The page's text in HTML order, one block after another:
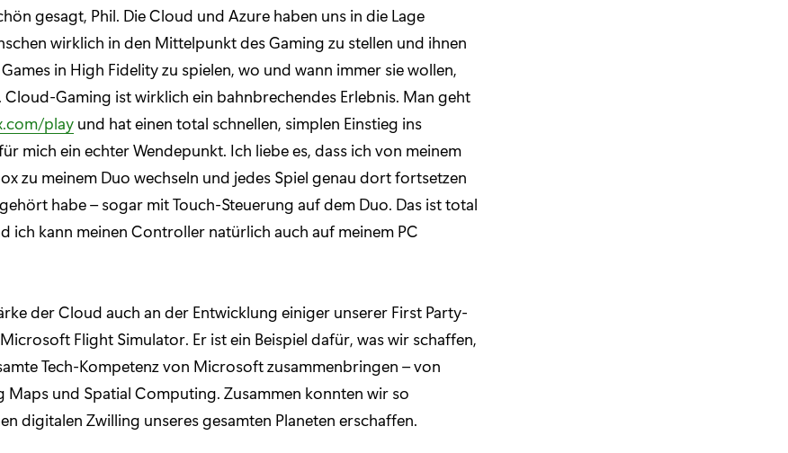
gesagt, Phil. Die Cloud und Azure haben uns in die Lage
wirklich in den Mittelpunkt des Gaming zu stellen und ihnen
in High Fidelity zu spielen, wo und wann immer sie wollen,
Cloud-Gaming ist wirklich ein bahnbrechendes Erlebnis. Man geht
play und hat einen total schnellen, simplen Einstieg ins
mich ein echter Wendepunkt. Ich liebe es, dass ich von meinem
zu meinem Duo wechseln und jedes Spiel genau dort fortsetzen
habe – sogar mit Touch-Steuerung auf dem Duo. Das ist total
ich kann meinen Controller natürlich auch auf meinem PC
der Cloud auch an der Entwicklung einiger unserer First Party-
Flight Simulator. Er ist ein Beispiel dafür, was wir schaffen,
Tech-Kompetenz von Microsoft zusammenbringen – von
Maps und Spatial Computing. Zusammen konnten wir so
digitalen Zwilling unseres gesamten Planeten erschaffen.